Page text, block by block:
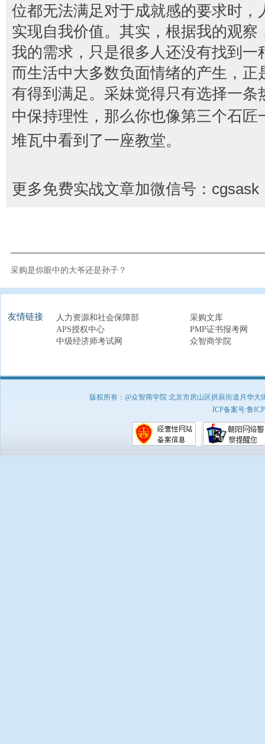
位都无法满足对于成就感的要求时
实现自我价值。其实，根据我的观
我的需求，只是很多人还没有找到
而生活中大多数负面情绪的产生，
有得到满足。采妹觉得只有选择一
中保持理性，那么你也像第三个石匠
堆瓦中看到了一座教堂。
更多免费实战文章加微信号：cgsask
采购是你眼中的大爷还是孙子？
友情链接 人力资源和社会保障部
采购文库
APS授权中心
PMP证书报考网
中级经济师考试网
众智商学院
版权所有：@众智商学院 北京市房山区拱辰街道月华
ICP备案号:鲁